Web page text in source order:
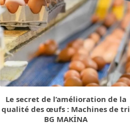
Le secret de l’amélioration de la
qualité des œufs : Machines de tri
BG MAKİNA